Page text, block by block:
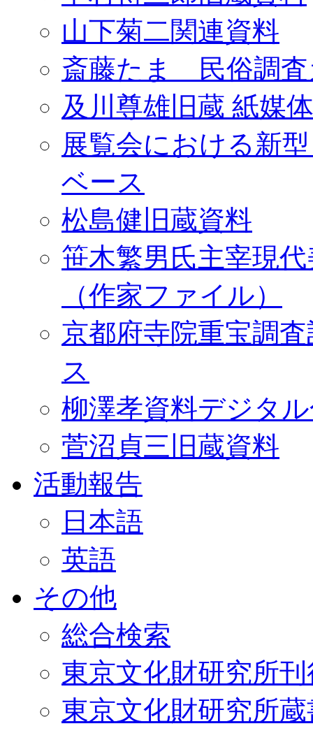
山下菊二関連資料
斎藤たま 民俗調査
及川尊雄旧蔵 紙媒
展覧会における新
ベース
松島健旧蔵資料
笹木繁男氏主宰現
（作家ファイル）
京都府寺院重宝調
ス
柳澤孝資料デジタ
菅沼貞三旧蔵資料
活動報告
日本語
英語
その他
総合検索
東京文化財研究所
東京文化財研究所